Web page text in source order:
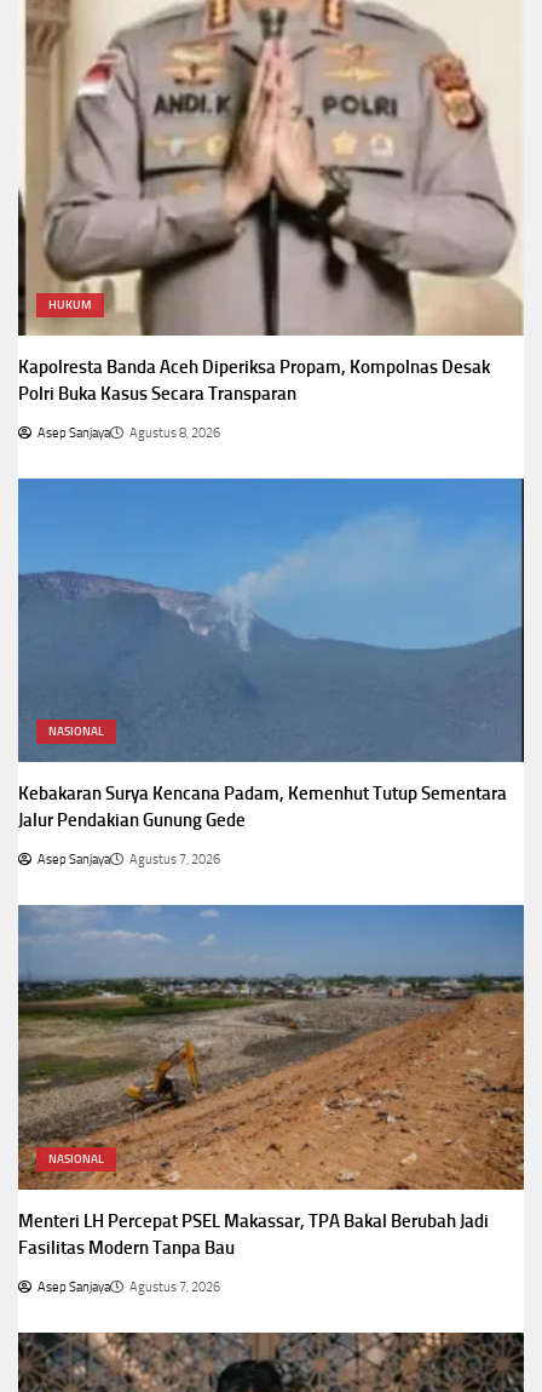
HUKUM
Kapolresta Banda Aceh Diperiksa Propam, Kompolnas Desak
Polri Buka Kasus Secara Transparan
Asep Sanjaya Agustus 8, 2026
NASIONAL
Kebakaran Surya Kencana Padam, Kemenhut Tutup Sementara
Jalur Pendakian Gunung Gede
Asep Sanjaya Agustus 7, 2026
NASIONAL
Menteri LH Percepat PSEL Makassar, TPA Bakal Berubah Jadi
Fasilitas Modern Tanpa Bau
Asep Sanjaya Agustus 7, 2026